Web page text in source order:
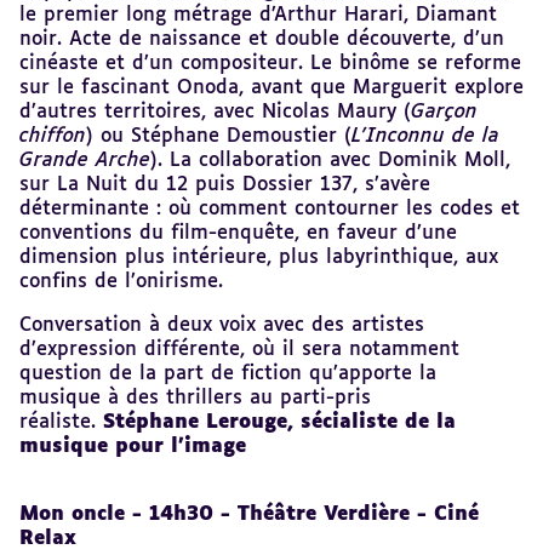
le premier long métrage d’Arthur Harari, Diamant
noir. Acte de naissance et double découverte, d’un
cinéaste et d’un compositeur. Le binôme se reforme
sur le fascinant Onoda, avant que Marguerit explore
d’autres territoires, avec Nicolas Maury (Garçon
chiffon) ou Stéphane Demoustier (L’Inconnu de la
Grande Arche). La collaboration avec Dominik Moll,
sur La Nuit du 12 puis Dossier 137, s’avère
déterminante : où comment contourner les codes et
conventions du film-enquête, en faveur d’une
dimension plus intérieure, plus labyrinthique, aux
confins de l’onirisme.
Conversation à deux voix avec des artistes
d’expression différente, où il sera notamment
question de la part de fiction qu’apporte la
musique à des thrillers au parti-pris
réaliste. Stéphane Lerouge, sécialiste de la
musique pour l’image
Mon oncle - 14h30 - Théâtre Verdière - Ciné
Relax